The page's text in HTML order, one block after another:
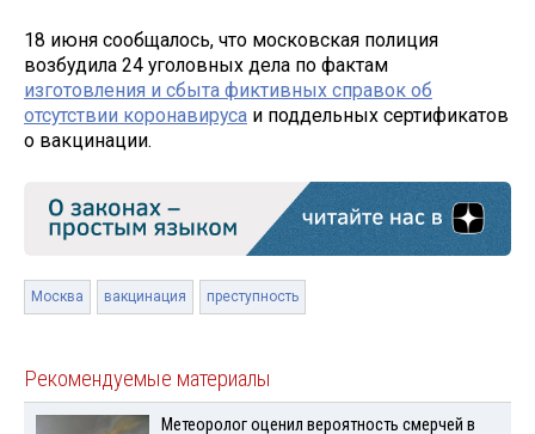
18 июня сообщалось, что московская полиция
возбудила 24 уголовных дела по фактам
изготовления и сбыта фиктивных справок об
отсутствии коронавируса и поддельных сертификатов
о вакцинации.
Москва вакцинация преступность
Рекомендуемые материалы
Метеоролог оценил вероятность смерчей в